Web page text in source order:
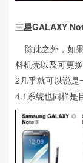
三星GALAXY
除此之外，如
料机壳以及可更
2几乎就可以说是
4.1系统也同样是